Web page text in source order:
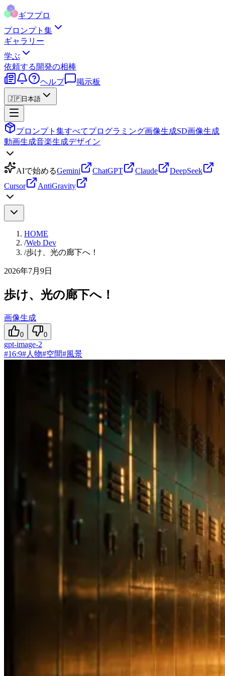
ギフプロ
プロンプト集
ギャラリー
学ぶ
依頼する 開発の相棒
ヘルプ
掲示板
🇯🇵日本語
プロンプト集すべてプログラミング画像生成SD画像生成
動画生成音楽生成デザイン
AIで始めるGemini ChatGPT Claude
DeepSeek
Cursor
AntiGravity
HOME
/Web Dev
/歩け、光の廊下へ！
2026年7月9日
歩け、光の廊下へ！
画像生成
0 0
gpt-image-2
#16:9#人物#空間#風景